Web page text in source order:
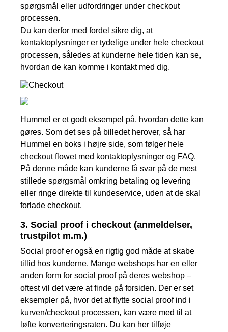
spørgsmål eller udfordringer under checkout
processen.
Du kan derfor med fordel sikre dig, at
kontaktoplysninger er tydelige under hele checkout
processen, således at kunderne hele tiden kan se,
hvordan de kan komme i kontakt med dig.
Hummel er et godt eksempel på, hvordan dette kan
gøres. Som det ses på billedet herover, så har
Hummel en boks i højre side, som følger hele
checkout flowet med kontaktoplysninger og FAQ.
På denne måde kan kunderne få svar på de mest
stillede spørgsmål omkring betaling og levering
eller ringe direkte til kundeservice, uden at de skal
forlade checkout.
3. Social proof i checkout (anmeldelser,
trustpilot m.m.)
Social proof er også en rigtig god måde at skabe
tillid hos kunderne. Mange webshops har en eller
anden form for social proof på deres webshop –
oftest vil det være at finde på forsiden. Der er set
eksempler på, hvor det at flytte social proof ind i
kurven/checkout processen, kan være med til at
løfte konverteringsraten. Du kan her tilføje